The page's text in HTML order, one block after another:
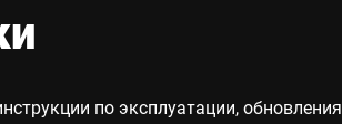
по эксплуатации, обновления